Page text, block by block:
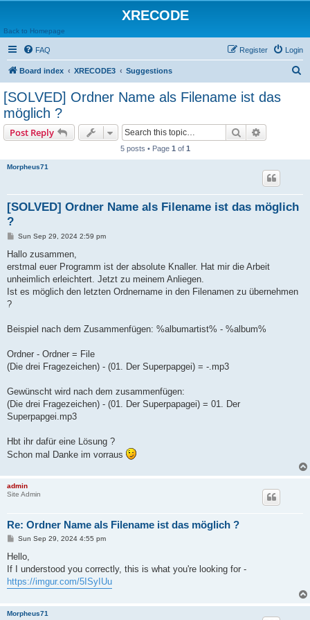
XRECODE
Back to Homepage
FAQ Login
Register
Board index XRECODE3 Suggestions
[SOLVED] Ordner Name als Filename ist das
möglich ?
Post Reply Search
5 posts • Page 1 of 1
Morpheus71
[SOLVED] Ordner Name als Filename ist das möglich
?
P
s
Sun Sep 29, 2024 2:59 pm
Hallo zusammen,
erstmal euer Programm ist der absolute Knaller. Hat mir die Arbeit
unheimlich erleichtert. Jetzt zu meinem Anliegen.
Ist es möglich den letzten Ordnername in den Filenamen zu übernehmen
?
Beispiel nach dem Zusammenfügen: %albumartist% - %album%
Ordner - Ordner = File
(Die drei Fragezeichen) - (01. Der Superpapgei) = -.mp3
Gewünscht wird nach dem zusammenfügen:
(Die drei Fragezeichen) - (01. Der Superpapagei) = 01. Der
Superpapgei.mp3
Hbt ihr dafür eine Lösung ?
Schon mal Danke im vorraus
admin
Site Admin
Re: Ordner Name als Filename ist das möglich ?
P
s
Sun Sep 29, 2024 4:55 pm
Hello,
If I understood you correctly, this is what you're looking for -
https://imgur.com/5ISyIUu
Morpheus71